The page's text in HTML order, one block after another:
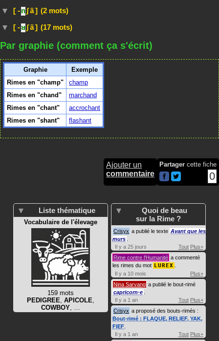
[-n ∫ã] (2 mots)
[-ʁ ∫ã] (17 mots)
Par graphie (comment ça s'écrit)
Graphie
Exemple
Rimes en "champ"
champ
Rimes en "chand"
marchand
Rimes en "chant"
accrochant
Rimes en "shant"
flashant
Ajouter un
commentaire
Partager cette fiche
0
Liste thématique
Vocabulaire de l'élevage
159 mots
PEDIGREE APICOLE
COWBOY
Quoi de beau
sur la Rime ?
Crisyx a publié le texte Avant que les
murs
Il y a 25 jours
Tout Plus+
Rime contre l'Humanité a commenté
les rimes du mot LUREX
Il y a 10 mois
Plus+
Nina Sarvang a publié le bout-rimé
capricorn·e
Il y a 1 an
Tout Plus+
Crisyx a proposé des bouts-rimés :
Bout-rimé : FLAQUE, RELIEF, YAK,
FIEF
Il y a 1 an
Tout Plus+